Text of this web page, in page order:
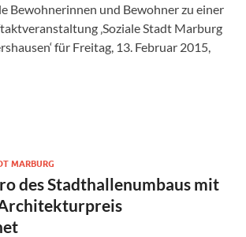
Bewohnerinnen und Bewohner zu einer
‚Soziale Stadt Marburg
für Freitag, 13. Februar 2015,
MARBURG
des Stadthallenumbaus mit